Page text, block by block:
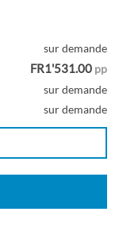
sur demande
FR1'531.00 pp
sur demande
sur demande